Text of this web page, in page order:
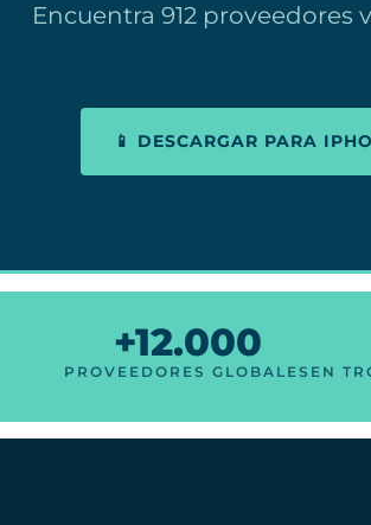
Encuentra 912
📱 DESCARGAR PARA
+12.000
PROVEEDORES GLOBALES EN